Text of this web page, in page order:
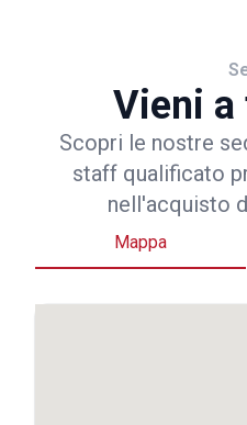
Vieni a
Scopri le nostre
staff qualificato
nell'acquisto
Mappa